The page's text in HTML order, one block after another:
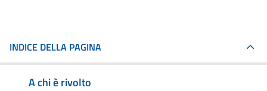
INDICE DELLA PAGINA
A chi è rivolto